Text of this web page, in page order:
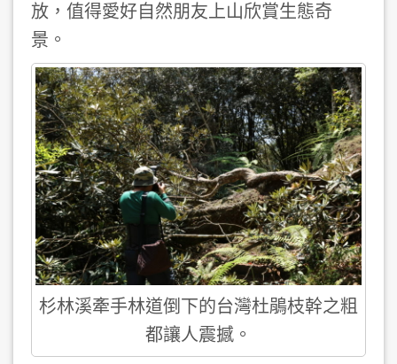
放，值得愛好自然朋友上山欣賞生態奇
景。
杉林溪牽手林道倒下的台灣杜鵑枝幹之粗
都讓人震撼。